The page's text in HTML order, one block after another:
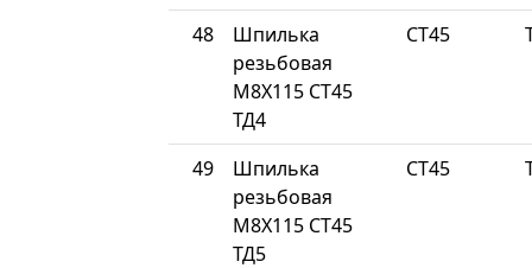
48
Шпилька
резьбовая
М8Х115 СТ45
ТД4
СТ45
49
Шпилька
резьбовая
М8Х115 СТ45
ТД5
СТ45